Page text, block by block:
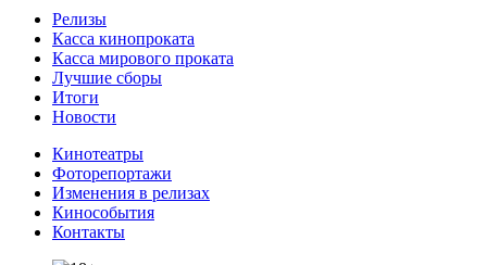
Релизы
Касса кинопроката
Касса мирового проката
Лучшие сборы
Итоги
Новости
Кинотеатры
Фоторепортажи
Изменения в релизах
Кинособытия
Контакты